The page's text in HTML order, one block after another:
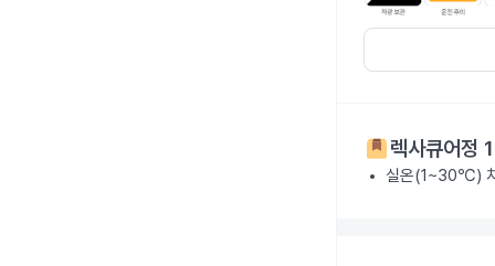
렉사큐어정
실온(1~30℃)